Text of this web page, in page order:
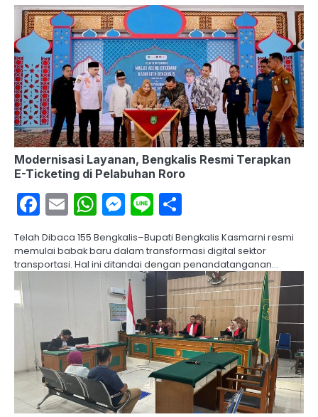
Modernisasi Layanan, Bengkalis Resmi Terapkan
E-Ticketing di Pelabuhan Roro
Facebook
EmailWhatsApp
Messenger
Line
Telah Dibaca 155 Bengkalis–Bupati Bengkalis Kasmarni resmi
memulai babak baru dalam transformasi digital sektor
transportasi. Hal ini ditandai dengan penandatanganan…